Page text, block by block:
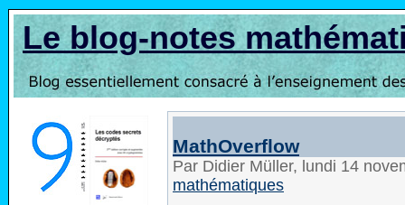
Le blog-notes
MathOverflow
Par Didier Müller, lundi 14
mathématiques